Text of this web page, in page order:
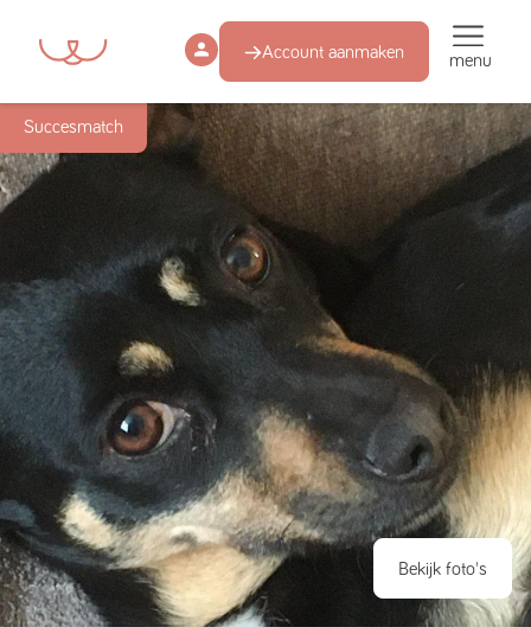
Account aanmaken menu
Succesmatch
Bekijk foto's